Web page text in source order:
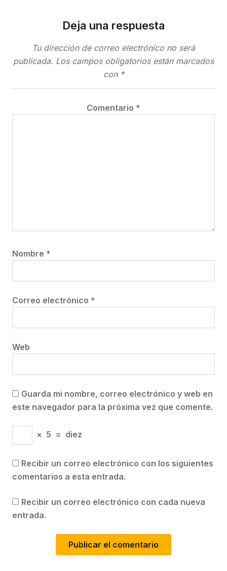
Deja una respuesta
Tu dirección de correo electrónico no será
publicada. Los campos obligatorios están marcados
con *
Comentario *
Nombre *
Correo electrónico *
Web
Guarda mi nombre, correo electrónico y web en
este navegador para la próxima vez que comente.
× 5 = diez
Recibir un correo electrónico con los siguientes
comentarios a esta entrada.
Recibir un correo electrónico con cada nueva
entrada.